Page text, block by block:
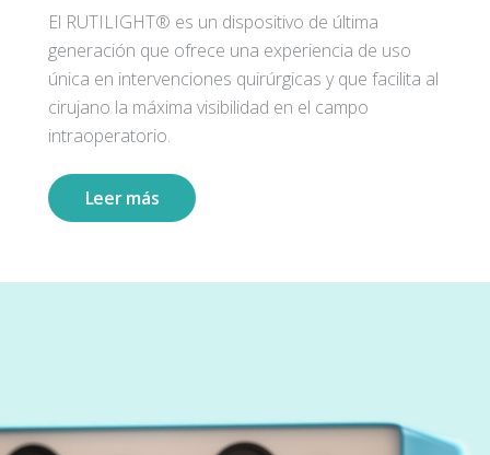
El RUTILIGHT® es un dispositivo de última
generación que ofrece una experiencia de uso
única en intervenciones quirúrgicas y que facilita al
cirujano la máxima visibilidad en el campo
intraoperatorio.
Leer más